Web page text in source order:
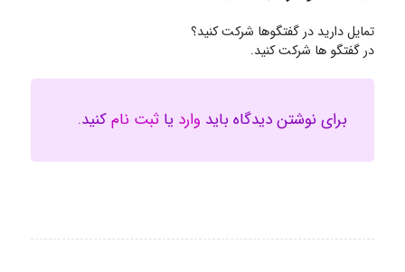
تمایل دارید در گفتگوها شرکت کنید؟
در گفتگو ها شرکت کنید.
برای نوشتن دیدگاه باید وارد یا ثبت نامکنید.